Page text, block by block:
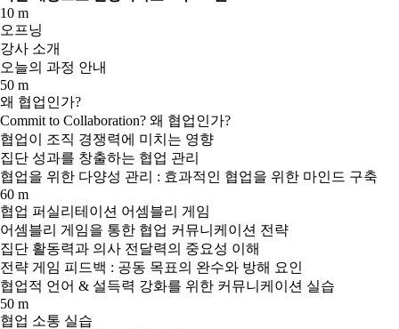
10 m
오프닝
강사 소개
오늘의 과정 안내
50 m
왜 협업인가?
Commit to Collaboration? 왜 협업인가?
협업이 조직 경쟁력에 미치는 영향
집단 성과를 창출하는 협업 관리
협업을 위한 다양성 관리 : 효과적인 협업을 위한 마인드 구축
60 m
협업 퍼실리테이션 어셈블리 게임
어셈블리 게임을 통한 협업 커뮤니케이션 전략
집단 활동력과 의사 전달력의 중요성 이해
전략 게임 피드백 : 공동 목표의 완수와 방해 요인
협업적 언어 & 설득력 강화를 위한 커뮤니케이션 실습
50 m
협업 소통 실습